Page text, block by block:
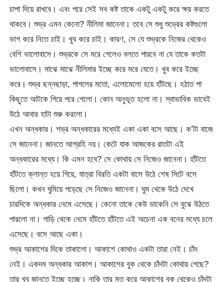
চাপা দিয়ে রাখবে। এবং পরে সেই সব কষ্ট তাকে একটু একটু করে ক্ষয় করতে
থাকবে। শুভ্র এমন কেনো? নীলিমা জানেনা। তবে সে শুধু শুভ্রের কষ্টগুলো
ভাগ করে নিতে চাই। খুব করে চাই। কারণ, সে যে শুভ্রকে নিজের থেকেও
বেশি ভালোবাসে। শুভ্রকে সে মরে গেলেও বলতে পারবে না যে তাকে কতটা
ভালোবাসে। মাঝে মাঝে নীলিমার ইচ্ছে করে মরে যেতে। খুব করে ইচ্ছে
করে। শুভ্র ছন্নছাড়া, পাগলের মতো, এলোমেলো হয়ে হাঁটছে। হঠাত পা
কিছুতে আটকে গিয়ে পরে গেলো। কোন অনুভূত হলো না। স্বাভাবিক ভাবেই
উঠে আবার হাটা শুরু করলো।
এখন অন্ধকার। শভ্র অন্ধকারের মধ্যেই একা একা বসে আছে। ক’টা বাজে
সে জানেনা। জানতে আগ্রহি নয়। কেটে যাক আজকের রাতটা এই
অন্ধকারের মধ্যে। কি এমন হবে? সে কোথায় সে নিজেও জানেনা। হাঁটতে
হাঁটতে ক্লান্ত হয়ে গিয়ে, যাত্রা বিরতি একটা বাসে উঠে শেষ সিটে বসে
ছিলো। কখন ঘুমিয়ে পড়েছে সে নিজেও জানেনা। ঘুম থেকে উঠে দেখে
চারদিকে অন্ধকার নেমে এসেছে। কেনো তাকে কেউ ডাকেনি সে বুঝে উঠতে
পারলো না। গাড়ি থেকে নেমে হাঁটতে হাঁটতে এই অচেনা এক বনের মধ্যে চলে
এসেছে। বসে আছে একা।
শুভ্র আকাশের দিকে তাকালো। আকাশে কোথাও একটা তারা নেই। চাঁদ
নেই। একদম অন্ধকার আকাশ। আকাশের বুক থেকে চাঁদটা কোথায় গেছে?
তার খুব জানতে ইচ্ছে হচ্ছে। নাকি তার মত করে আকাশের বুক থেকেও চাঁদটা